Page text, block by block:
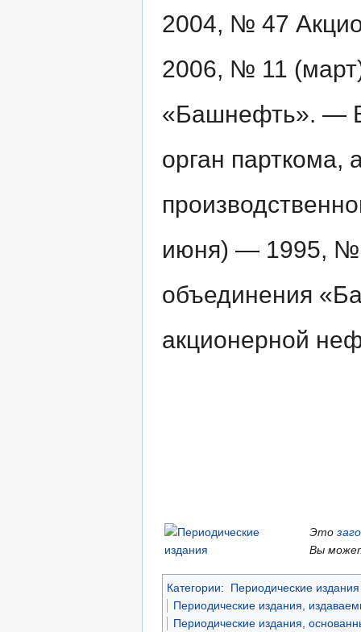
2004, № 47
2006, № 11
«Башнефть». —
орган парткома,
июня) — 1995, №
объединения
акционерной
Это
Вы
Категории:
Периодические
Периодические издания,
Периодические издания,